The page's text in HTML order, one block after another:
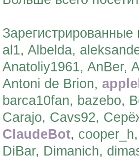
al1, Albelda,
Anatoliy1961, AnBer,
Antoni de Brion,
barca10fan, bazebo,
Carajo, Cavs92,
ClaudeBot,
DiBar, Dimanich,